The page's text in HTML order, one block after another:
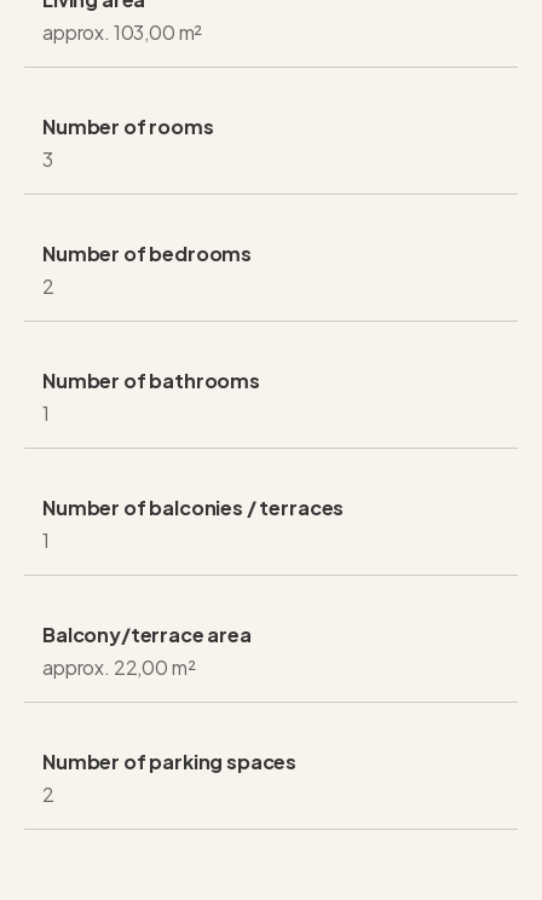
approx. 103,00 m²
Number of rooms
3
Number of bedrooms
2
Number of bathrooms
1
Number of balconies / terraces
1
Balcony/terrace area
approx. 22,00 m²
Number of parking spaces
2